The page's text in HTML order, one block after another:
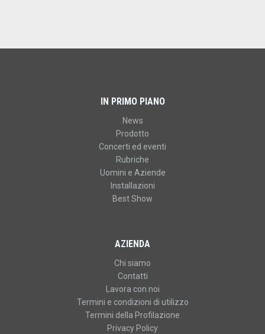
IN PRIMO PIANO
News
Prodotto
Concerti ed eventi
Rubriche
Uomini e Aziende
Installazioni
Best Show
AZIENDA
Chi siamo
Contatti
Lavora con noi
Termini e condizioni di utilizzo
Termini della Profilazione
Privacy Policy